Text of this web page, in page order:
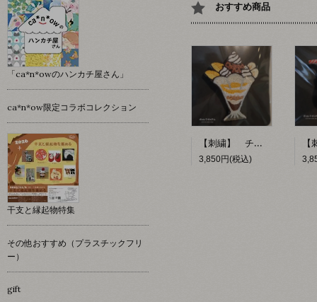
おすすめ商品
【刺繍】 チョコレートパフェ 【ポコルテポコチル】
3,850円(税込)
「ca*n*owのハンカチ屋さん」
ca*n*ow限定コラボコレクション
干支と縁起物特集
その他おすすめ（プラスチックフリ
ー）
gift